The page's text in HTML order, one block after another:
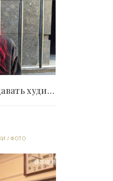
В России начали продавать худи с париком для..
/ФОТО